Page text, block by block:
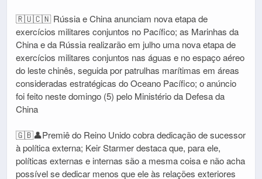
🇷🇺🇨🇳 Rússia e China anunciam nova etapa de
exercícios militares conjuntos no Pacífico; as Marinhas da
China e da Rússia realizarão em julho uma nova etapa de
exercícios militares conjuntos nas águas e no espaço aéreo
do leste chinês, seguida por patrulhas marítimas em áreas
consideradas estratégicas do Oceano Pacífico; o anúncio
foi feito neste domingo (5) pelo Ministério da Defesa da
China
🇬🇧👤Premiê do Reino Unido cobra dedicação de sucessor
à política externa; Keir Starmer destaca que, para ele,
políticas externas e internas são a mesma coisa e não acha
possível se dedicar menos que ele às relações exteriores